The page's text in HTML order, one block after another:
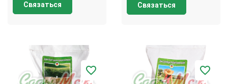
Связаться Связаться